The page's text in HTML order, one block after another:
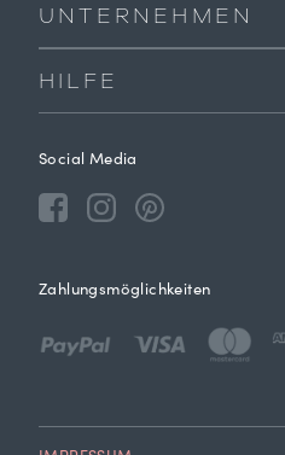
UNTERNEHMEN
HILFE
Social Media
Zahlungsmöglichkeiten